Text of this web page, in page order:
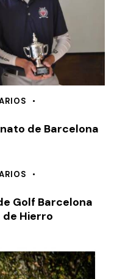
de Barcelona
Golf Barcelona
de Hierro